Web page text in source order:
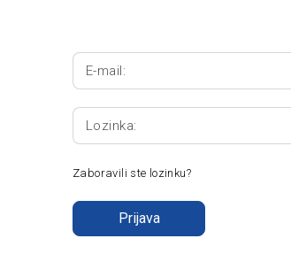
E-mail:
Lozinka:
Zaboravili ste lozinku?
Prijava